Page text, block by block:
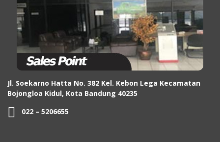
Jl. Soekarno Hatta No. 382 Kel. Kebon Lega Kecamatan
Bojongloa Kidul, Kota Bandung 40235
022 – 5206655